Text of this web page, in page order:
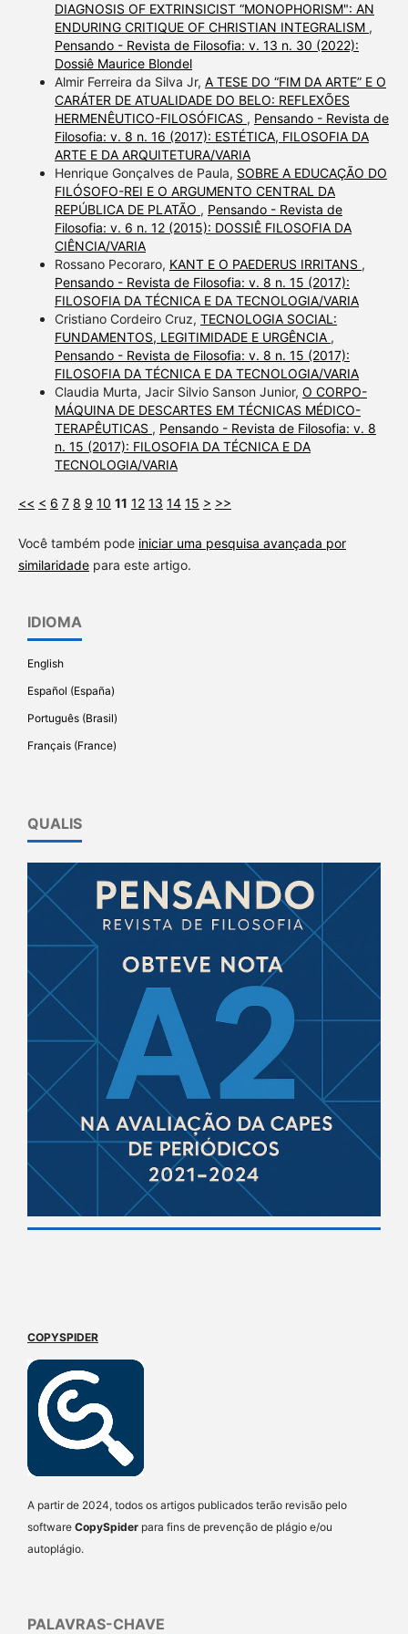
DIAGNOSIS OF EXTRINSICIST “MONOPHORISM": AN
ENDURING CRITIQUE OF CHRISTIAN INTEGRALISM ,
Pensando - Revista de Filosofia: v. 13 n. 30 (2022):
Dossiê Maurice Blondel
Almir Ferreira da Silva Jr, A TESE DO “FIM DA ARTE” E O
CARÁTER DE ATUALIDADE DO BELO: REFLEXÕES
HERMENÊUTICO-FILOSÓFICAS , Pensando - Revista de
Filosofia: v. 8 n. 16 (2017): ESTÉTICA, FILOSOFIA DA
ARTE E DA ARQUITETURA/VARIA
Henrique Gonçalves de Paula, SOBRE A EDUCAÇÃO DO
FILÓSOFO-REI E O ARGUMENTO CENTRAL DA
REPÚBLICA DE PLATÃO , Pensando - Revista de
Filosofia: v. 6 n. 12 (2015): DOSSIÊ FILOSOFIA DA
CIÊNCIA/VARIA
Rossano Pecoraro, KANT E O PAEDERUS IRRITANS ,
Pensando - Revista de Filosofia: v. 8 n. 15 (2017):
FILOSOFIA DA TÉCNICA E DA TECNOLOGIA/VARIA
Cristiano Cordeiro Cruz, TECNOLOGIA SOCIAL:
FUNDAMENTOS, LEGITIMIDADE E URGÊNCIA ,
Pensando - Revista de Filosofia: v. 8 n. 15 (2017):
FILOSOFIA DA TÉCNICA E DA TECNOLOGIA/VARIA
Claudia Murta, Jacir Silvio Sanson Junior, O CORPO-
MÁQUINA DE DESCARTES EM TÉCNICAS MÉDICO-
TERAPÊUTICAS , Pensando - Revista de Filosofia: v. 8
n. 15 (2017): FILOSOFIA DA TÉCNICA E DA
TECNOLOGIA/VARIA
<< < 6 7 8 9 10 11 12 13 14 15 > >>
Você também pode iniciar uma pesquisa avançada por
similaridadepara este artigo.
IDIOMA
English
Español (España)
Português (Brasil)
Français (France)
QUALIS
COPYSPIDER
A partir de 2024, todos os artigos publicados terão revisão pelo
software CopySpider para fins de prevenção de plágio e/ou
autoplágio.
PALAVRAS-CHAVE